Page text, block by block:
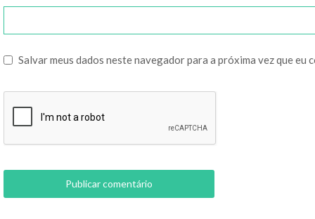
Salvar meus dados neste navegador para a próxima vez que eu